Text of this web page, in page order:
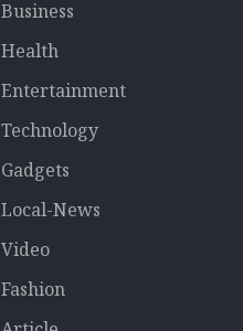
Business
Health
Entertainment
Technology
Gadgets
Local-News
Video
Fashion